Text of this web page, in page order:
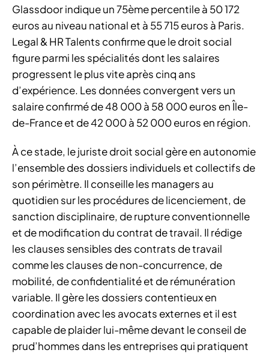
Glassdoor indique un 75ème percentile à 50 172
euros au niveau national et à 55 715 euros à Paris.
Legal & HR Talents confirme que le droit social
figure parmi les spécialités dont les salaires
progressent le plus vite après cinq ans
d’expérience. Les données convergent vers un
salaire confirmé de 48 000 à 58 000 euros en Île-
de-France et de 42 000 à 52 000 euros en région.
À ce stade, le juriste droit social gère en autonomie
l’ensemble des dossiers individuels et collectifs de
son périmètre. Il conseille les managers au
quotidien sur les procédures de licenciement, de
sanction disciplinaire, de rupture conventionnelle
et de modification du contrat de travail. Il rédige
les clauses sensibles des contrats de travail
comme les clauses de non-concurrence, de
mobilité, de confidentialité et de rémunération
variable. Il gère les dossiers contentieux en
coordination avec les avocats externes et il est
capable de plaider lui-même devant le conseil de
prud’hommes dans les entreprises qui pratiquent